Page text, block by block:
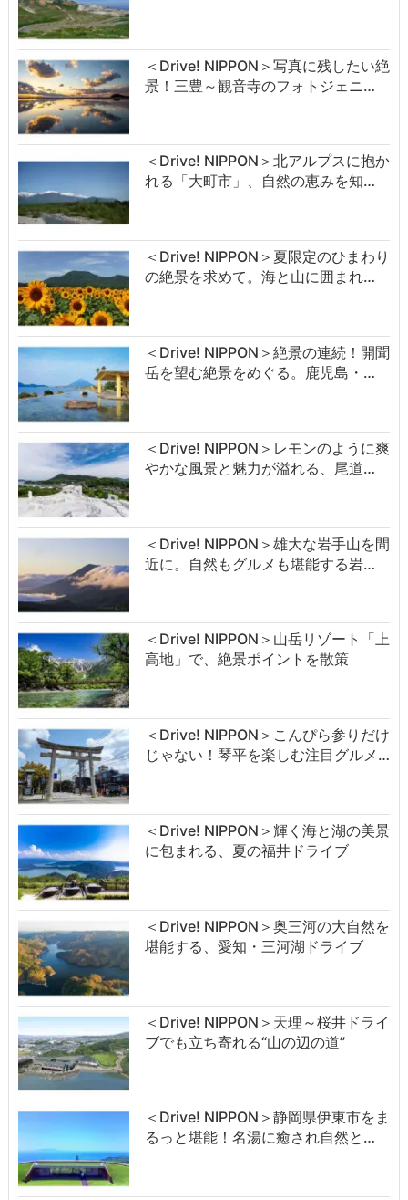
＜Drive! NIPPON＞写真に残したい絶
景！三豊～観音寺のフォトジェニ…
＜Drive! NIPPON＞北アルプスに抱か
れる「大町市」、自然の恵みを知…
＜Drive! NIPPON＞夏限定のひまわり
の絶景を求めて。海と山に囲まれ…
＜Drive! NIPPON＞絶景の連続！開聞
岳を望む絶景をめぐる。鹿児島・…
＜Drive! NIPPON＞レモンのように爽
やかな風景と魅力が溢れる、尾道…
＜Drive! NIPPON＞雄大な岩手山を間
近に。自然もグルメも堪能する岩…
＜Drive! NIPPON＞山岳リゾート「上
高地」で、絶景ポイントを散策
＜Drive! NIPPON＞こんぴら参りだけ
じゃない！琴平を楽しむ注目グルメ…
＜Drive! NIPPON＞輝く海と湖の美景
に包まれる、夏の福井ドライブ
＜Drive! NIPPON＞奥三河の大自然を
堪能する、愛知・三河湖ドライブ
＜Drive! NIPPON＞天理～桜井ドライ
ブでも立ち寄れる“山の辺の道”
＜Drive! NIPPON＞静岡県伊東市をま
るっと堪能！名湯に癒され自然と…